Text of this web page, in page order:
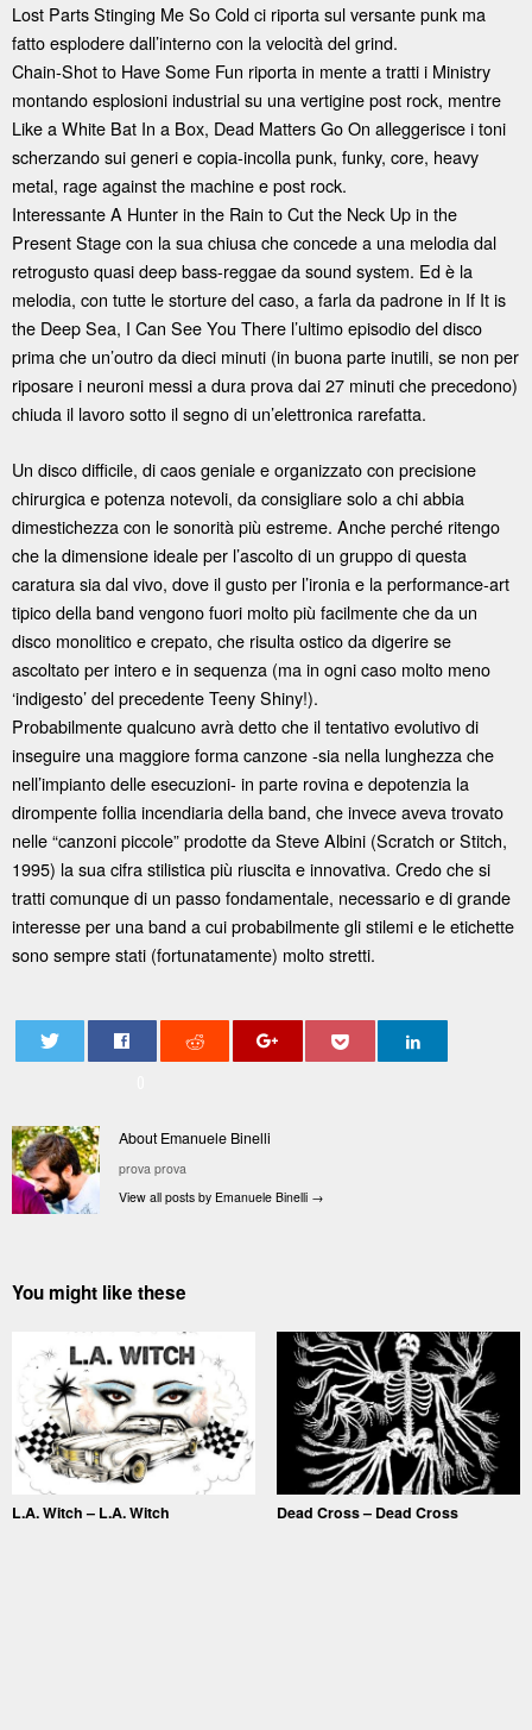
Lost Parts Stinging Me So Cold ci riporta sul versante punk ma
fatto esplodere dall’interno con la velocità del grind.
Chain-Shot to Have Some Fun riporta in mente a tratti i Ministry
montando esplosioni industrial su una vertigine post rock, mentre
Like a White Bat In a Box, Dead Matters Go On alleggerisce i toni
scherzando sui generi e copia-incolla punk, funky, core, heavy
metal, rage against the machine e post rock.
Interessante A Hunter in the Rain to Cut the Neck Up in the
Present Stage con la sua chiusa che concede a una melodia dal
retrogusto quasi deep bass-reggae da sound system. Ed è la
melodia, con tutte le storture del caso, a farla da padrone in If It is
the Deep Sea, I Can See You There l’ultimo episodio del disco
prima che un’outro da dieci minuti (in buona parte inutili, se non per
riposare i neuroni messi a dura prova dai 27 minuti che precedono)
chiuda il lavoro sotto il segno di un’elettronica rarefatta.
Un disco difficile, di caos geniale e organizzato con precisione
chirurgica e potenza notevoli, da consigliare solo a chi abbia
dimestichezza con le sonorità più estreme. Anche perché ritengo
che la dimensione ideale per l’ascolto di un gruppo di questa
caratura sia dal vivo, dove il gusto per l’ironia e la performance-art
tipico della band vengono fuori molto più facilmente che da un
disco monolitico e crepato, che risulta ostico da digerire se
ascoltato per intero e in sequenza (ma in ogni caso molto meno
‘indigesto’ del precedente Teeny Shiny!).
Probabilmente qualcuno avrà detto che il tentativo evolutivo di
inseguire una maggiore forma canzone -sia nella lunghezza che
nell’impianto delle esecuzioni- in parte rovina e depotenzia la
dirompente follia incendiaria della band, che invece aveva trovato
nelle “canzoni piccole” prodotte da Steve Albini (Scratch or Stitch,
1995) la sua cifra stilistica più riuscita e innovativa. Credo che si
tratti comunque di un passo fondamentale, necessario e di grande
interesse per una band a cui probabilmente gli stilemi e le etichette
sono sempre stati (fortunatamente) molto stretti.
About Emanuele Binelli
prova prova
View all posts by Emanuele Binelli →
You might like these
L.A. Witch – L.A. Witch Dead Cross – Dead Cross